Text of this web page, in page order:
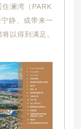
澜湾（PARK
静、或带来一
以得到满足。